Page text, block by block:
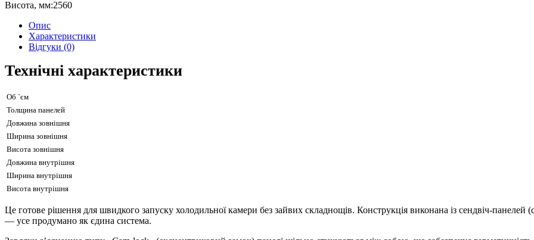
Висота, мм:2560
Опис
Характеристики
Відгуки (0)
Технічні характеристики
Об `єм
Толщина панелей
Довжина зовнішня
Ширина зовнішня
Висота зовнішня
Довжина внутрішня
Ширина внутрішня
Висота внутрішня
Це готове рішення для швидкого запуску холодильної камери без зайвих складнощів. Конструкція виконана із сендвіч-панелей
— усе продумано як єдина система.